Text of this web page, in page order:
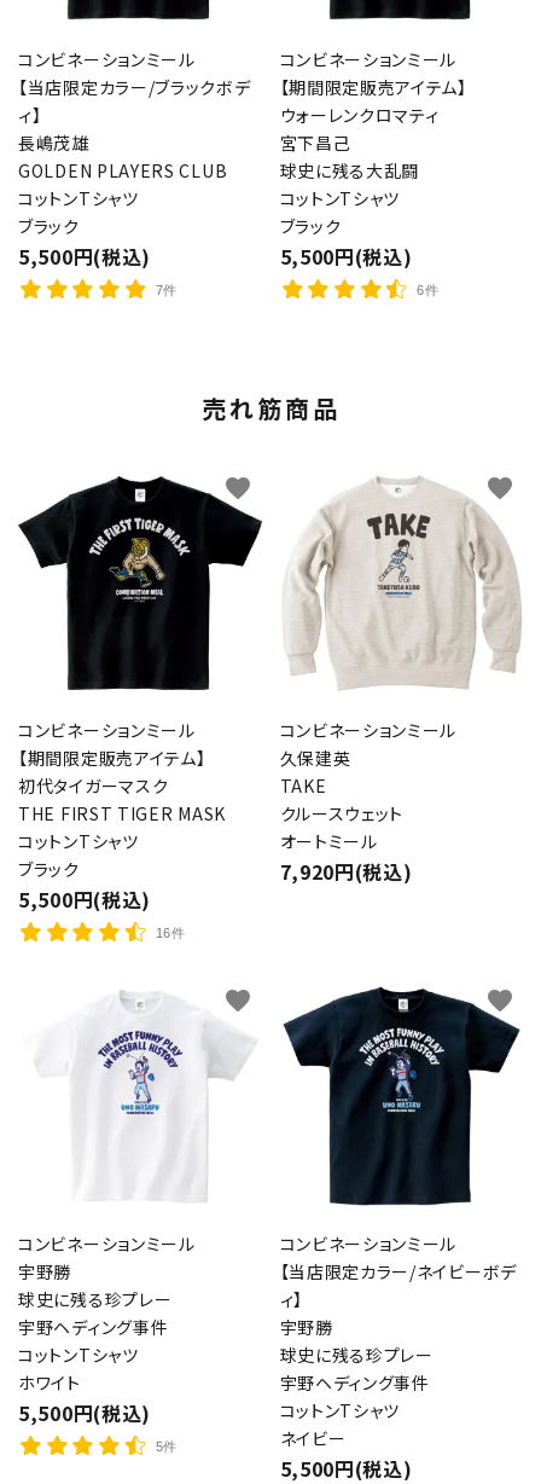
コンビネーションミール
【当店限定カラー/ブラックボデ
ィ】
長嶋茂雄
GOLDEN PLAYERS CLUB
コットンTシャツ
ブラック
5,500円(税込)
7件
コンビネーションミール
【期間限定販売アイテム】
ウォーレンクロマティ
宮下昌己
球史に残る大乱闘
コットンTシャツ
ブラック
5,500円(税込)
6件
売れ筋商品
コンビネーションミール
【期間限定販売アイテム】
初代タイガーマスク
THE FIRST TIGER MASK
コットンTシャツ
ブラック
5,500円(税込)
16件
favorite
コンビネーションミール
久保建英
TAKE
クルースウェット
オートミール
7,920円(税込)
favorite
コンビネーションミール
宇野勝
球史に残る珍プレー
宇野ヘディング事件
コットンTシャツ
ホワイト
5,500円(税込)
5件
favorite
コンビネーションミール
【当店限定カラー/ネイビーボデ
ィ】
宇野勝
球史に残る珍プレー
宇野ヘディング事件
コットンTシャツ
ネイビー
5,500円(税込)
favorite